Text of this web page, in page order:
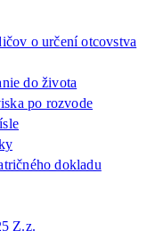
o určení otcovstva
do života
po rozvode
dokladu
Z.z.